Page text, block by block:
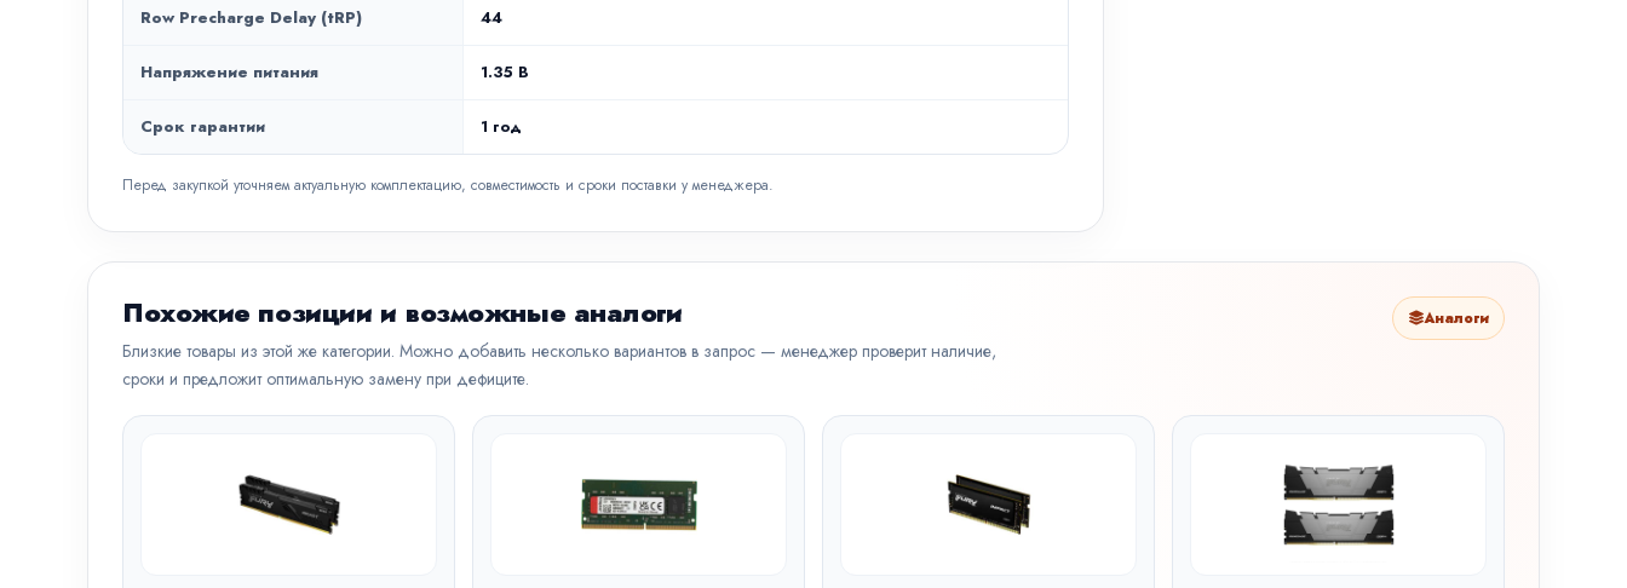
Row Precharge Delay (tRP) 44
Напряжение питания 1.35 В
Срок гарантии 1 год
Перед закупкой уточняем актуальную комплектацию, совместимость и сроки поставки у менеджера.
Похожие позиции и возможные аналоги
Близкие товары из этой же категории. Можно добавить несколько вариантов в запрос — менеджер проверит наличие,
сроки и предложит оптимальную замену при дефиците.
Аналоги